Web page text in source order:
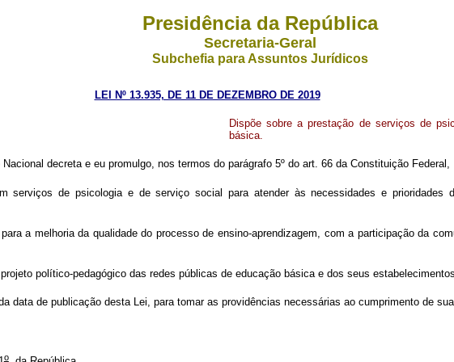
Presidência da República
Secretaria-Geral
Subchefia para Assuntos Jurídicos
LEI Nº 13.935, DE 11 DE DEZEMBRO DE 2019
Dispõe sobre a prestação de serviços de
básica.
decreta e eu promulgo, nos termos do parágrafo 5º do art. 66 da Constituição
de psicologia e de serviço social para atender às necessidades e prioridades
a melhoria da qualidade do processo de ensino-aprendizagem, com a participação da
político-pedagógico das redes públicas de educação básica e dos seus
data de publicação desta Lei, para tomar as providências necessárias ao cumprimento de
o